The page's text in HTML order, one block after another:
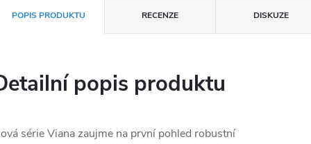
POPIS PRODUKTU RECENZE DISKUZE
popis produktu
série Viana zaujme na první pohled robustní